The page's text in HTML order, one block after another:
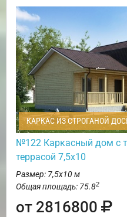
КАРКАС ИЗ СТРОГАНОЙ
№122 Каркасный дом с
террасой 7,5х10
Размер: 7,5х10 м
Общая площадь: 75.82
от 2816800